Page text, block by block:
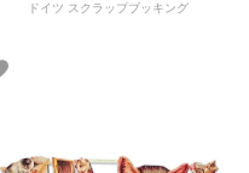
ドイツ スクラップブッキング